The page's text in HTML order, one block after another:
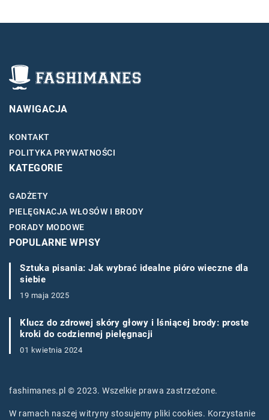
NAWIGACJA
KONTAKT
POLITYKA PRYWATNOŚCI
KATEGORIE
GADŻETY
PIELĘGNACJA WŁOSÓW I BRODY
PORADY MODOWE
POPULARNE WPISY
Sztuka pisania: Jak wybrać idealne pióro wieczne dla
siebie
19 maja 2025
Klucz do zdrowej skóry głowy i lśniącej brody: proste
kroki do codziennej pielęgnacji
01 kwietnia 2024
fashimanes.pl © 2023. Wszelkie prawa zastrzeżone.
W ramach naszej witryny stosujemy pliki cookies. Korzystanie